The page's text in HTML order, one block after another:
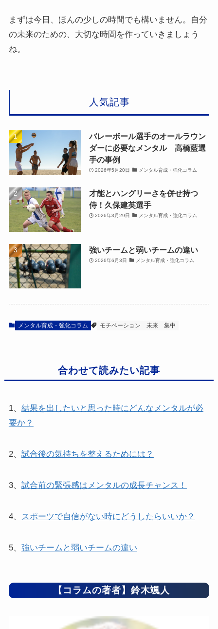
まずは今日、ほんの少しの時間でも構いません。自分
の未来のための、大切な時間を作っていきましょう
ね。
人気記事
バレーボール選手のオールラウン
ダーに必要なメンタル 高橋藍選
手の事例
2026年5月20日 メンタル育成・強化コラム
才能とハングリーさを併せ持つ
侍！久保建英選手
2026年3月29日 メンタル育成・強化コラム
強いチームと弱いチームの違い
2026年6月3日 メンタル育成・強化コラム
メンタル育成・強化コラム モチベーション 未来 集中
合わせて読みたい記事
1、 結果を出したいと思った時にどんなメンタルが必
要か？
2、 試合後の気持ちを整えるためには？
3、 試合前の緊張感はメンタルの成長チャンス！
4、 スポーツで自信がない時にどうしたらいいか？
5、 強いチームと弱いチームの違い
【コラムの著者】鈴木颯人